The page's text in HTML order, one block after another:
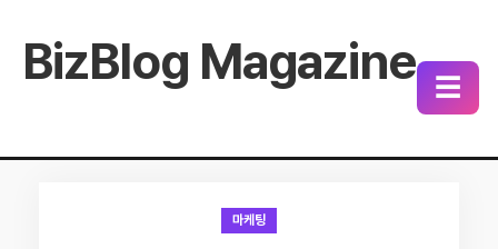
BizBlog Magazine ☰
마케팅